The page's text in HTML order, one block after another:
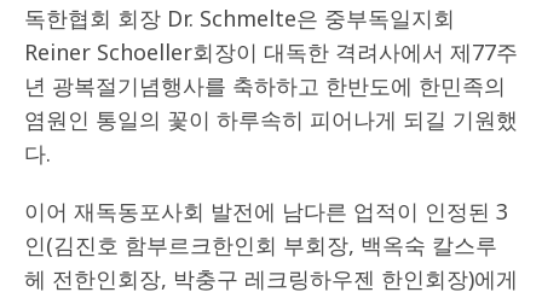
독한협회 회장 Dr. Schmelte은 중부독일지회
Reiner Schoeller회장이 대독한 격려사에서 제77주
년 광복절기념행사를 축하하고 한반도에 한민족의
염원인 통일의 꽃이 하루속히 피어나게 되길 기원했
다.
이어 재독동포사회 발전에 남다른 업적이 인정된 3
인(김진호 함부르크한인회 부회장, 백옥숙 칼스루
헤 전한인회장, 박충구 레크링하우젠 한인회장)에게